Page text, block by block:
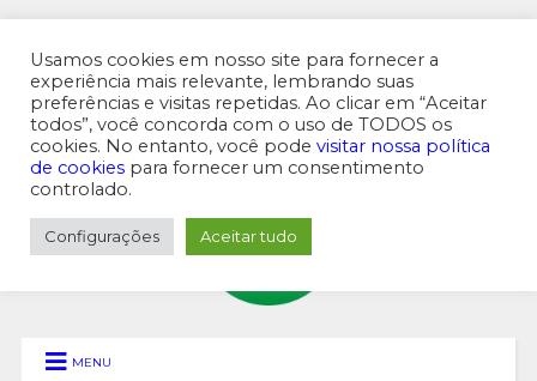
MENU SUPERIOR
MENU
Usamos cookies em nosso site para fornecer a
experiência mais relevante, lembrando suas
preferências e visitas repetidas. Ao clicar em “Aceitar
todos”, você concorda com o uso de TODOS os
cookies. No entanto, você pode visitar nossa política
de cookies para fornecer um consentimento
controlado.
Configurações Aceitar tudo